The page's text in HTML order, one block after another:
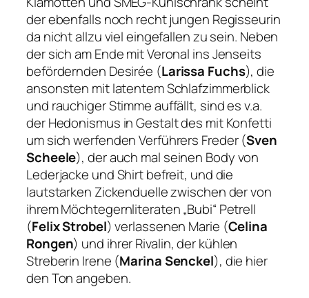
der ebenfalls noch recht jungen Regisseurin
da nicht allzu viel eingefallen zu sein. Neben
der sich am Ende mit Veronal ins Jenseits
befördernden Desirée (Larissa Fuchs), die
ansonsten mit latentem Schlafzimmerblick
und rauchiger Stimme auffällt, sind es v.a.
der Hedonismus in Gestalt des mit Konfetti
um sich werfenden Verführers Freder (Sven
Scheele), der auch mal seinen Body von
Lederjacke und Shirt befreit, und die
lautstarken Zickenduelle zwischen der von
ihrem Möchtegernliteraten „Bubi“ Petrell
(Felix Strobel) verlassenen Marie (Celina
Rongen) und ihrer Rivalin, der kühlen
Streberin Irene (Marina Senckel), die hier
den Ton angeben.